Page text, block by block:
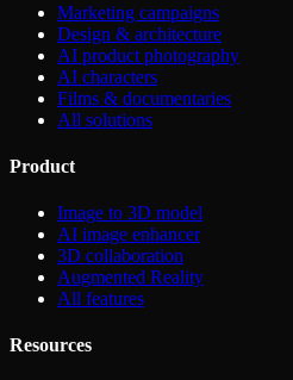
Marketing campaigns
Design & architecture
AI product photography
AI characters
Films & documentaries
All solutions
Product
Image to 3D model
AI image enhancer
3D collaboration
Augmented Reality
All features
Resources